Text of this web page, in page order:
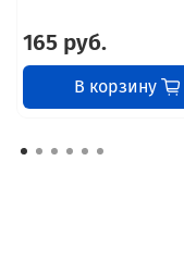
165 руб.
В корзину